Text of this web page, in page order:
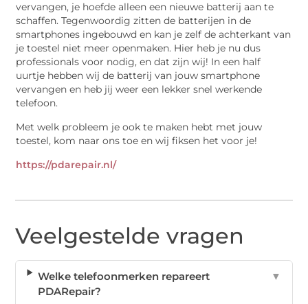
vervangen, je hoefde alleen een nieuwe batterij aan te
schaffen. Tegenwoordig zitten de batterijen in de
smartphones ingebouwd en kan je zelf de achterkant van
je toestel niet meer openmaken. Hier heb je nu dus
professionals voor nodig, en dat zijn wij! In een half
uurtje hebben wij de batterij van jouw smartphone
vervangen en heb jij weer een lekker snel werkende
telefoon.
Met welk probleem je ook te maken hebt met jouw
toestel, kom naar ons toe en wij fiksen het voor je!
https://pdarepair.nl/
Veelgestelde vragen
Welke telefoonmerken repareert
PDARepair?
▼